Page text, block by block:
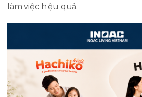
làm việc hiệu quả.